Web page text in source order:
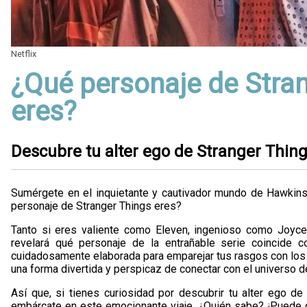
Netflix
¿Qué personaje de
eres?
Descubre tu alter ego de Stranger
Sumérgete en el inquietante y cautivador mundo de
personaje de Stranger Things eres?
Tanto si eres valiente como Eleven, ingenioso como
revelará qué personaje de la entrañable serie coincide
cuidadosamente elaborada para emparejar tus rasgos con
una forma divertida y perspicaz de conectar con el universo
Así que, si tienes curiosidad por descubrir tu alter ego